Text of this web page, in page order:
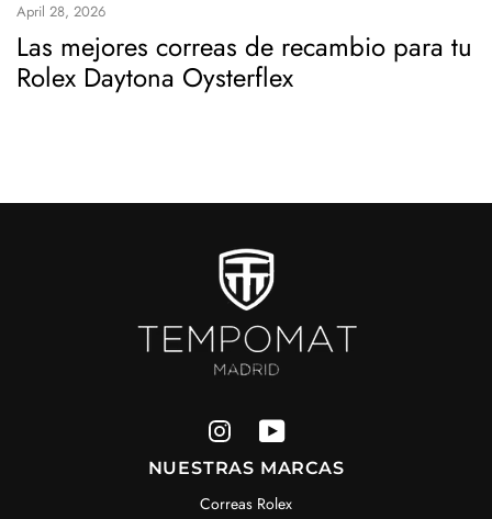
April 28, 2026
Las mejores correas de recambio para tu
Rolex Daytona Oysterflex
NUESTRAS MARCAS
Correas Rolex